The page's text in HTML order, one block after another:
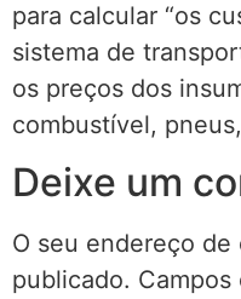
para calcular “os
sistema de
os preços dos
combustível,
Deixe um
O seu endereço de
publicado. Campos